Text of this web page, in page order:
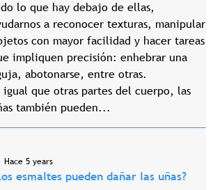
lo que hay debajo de ellas,
a reconocer texturas, manipular
con mayor facilidad y hacer tareas
impliquen precisión: enhebrar una
abotonarse, entre otras.
igual que otras partes del cuerpo, las
también pueden...
Hace 5 years
esmaltes pueden dañar las uñas?